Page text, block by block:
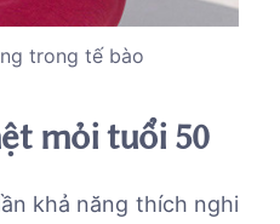
trong tế bào
mỏi tuổi 50
khả năng thích nghi